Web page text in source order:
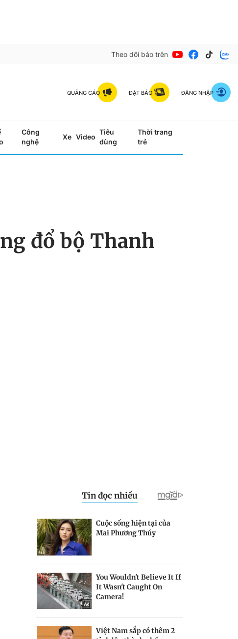
Theo dõi báo trên
QUẢNG CÁO ĐẶT BÁO ĐĂNG NHẬP
Công
nghệ
Xe Video
Tiêu
dùng
Thời trang
trẻ
đổ bộ Thanh